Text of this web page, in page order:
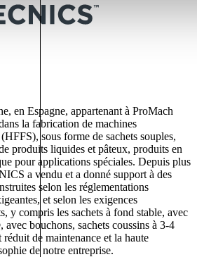
en Espagne, appartenant à ProMach
la fabrication de machines
sous forme de sachets souples,
produits liquides et pâteux, produits en
pour applications spéciales. Depuis plus
a vendu et a donné support à des
selon les réglementations
et selon les exigences
y compris les sachets à fond stable, avec
bouchons, sachets coussins à 3-4
de maintenance et la haute
de notre entreprise.